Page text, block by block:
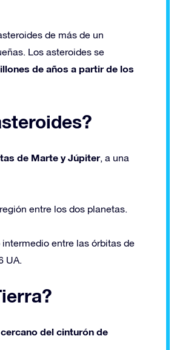
de más de un
Los asteroides se
de años a partir de los
de Marte y Júpiter, a una
entre los dos planetas.
entre las órbitas de
UA.
del cinturón de